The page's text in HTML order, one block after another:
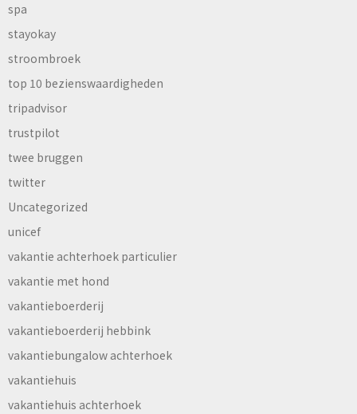
spa
stayokay
stroombroek
top 10 bezienswaardigheden
tripadvisor
trustpilot
twee bruggen
twitter
Uncategorized
unicef
vakantie achterhoek particulier
vakantie met hond
vakantieboerderij
vakantieboerderij hebbink
vakantiebungalow achterhoek
vakantiehuis
vakantiehuis achterhoek